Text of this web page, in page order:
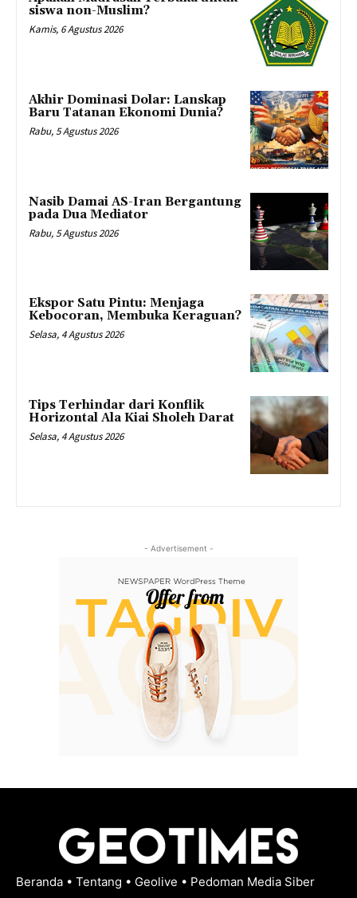
siswa non-Muslim?
Kamis, 6 Agustus 2026
Akhir Dominasi Dolar: Lanskap
Baru Tatanan Ekonomi Dunia?
Rabu, 5 Agustus 2026
Nasib Damai AS-Iran Bergantung
pada Dua Mediator
Rabu, 5 Agustus 2026
Ekspor Satu Pintu: Menjaga
Kebocoran, Membuka Keraguan?
Selasa, 4 Agustus 2026
Tips Terhindar dari Konflik
Horizontal Ala Kiai Sholeh Darat
Selasa, 4 Agustus 2026
- Advertisement -
Beranda • Tentang • Geolive • Pedoman Media Siber